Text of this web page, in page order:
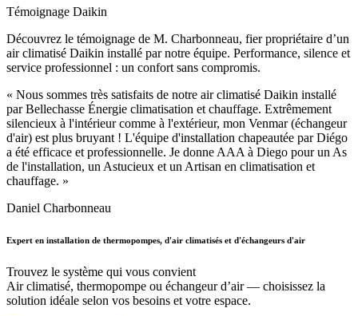
Témoignage Daikin
Découvrez le témoignage de M. Charbonneau, fier propriétaire d’un
air climatisé Daikin installé par notre équipe. Performance, silence et
service professionnel : un confort sans compromis.
« Nous sommes très satisfaits de notre air climatisé Daikin installé
par Bellechasse Énergie climatisation et chauffage. Extrêmement
silencieux à l'intérieur comme à l'extérieur, mon Venmar (échangeur
d'air) est plus bruyant ! L'équipe d'installation chapeautée par Diégo
a été efficace et professionnelle. Je donne AAA à Diego pour un As
de l'installation, un Astucieux et un Artisan en climatisation et
chauffage. »
Daniel Charbonneau
Expert en installation de thermopompes, d'air climatisés et d'échangeurs d'air
Trouvez le système qui vous convient
Air climatisé, thermopompe ou échangeur d’air — choisissez la
solution idéale selon vos besoins et votre espace.